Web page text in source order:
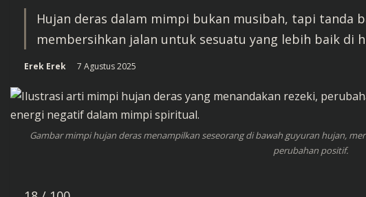
Hujan deras dalam mimpi bukan musibah, tapi tanda
membersihkan jalan untuk sesuatu yang lebih baik di
Erek Erek 7 Agustus 2025
Gambar mimpi hujan deras menampilkan seseorang di bawah guyuran hujan,
perubahan positif.